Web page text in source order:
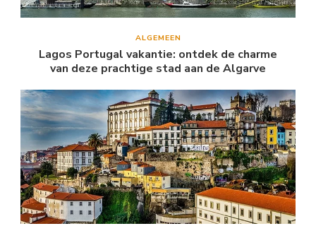
ALGEMEEN
Lagos Portugal vakantie: ontdek de charme
van deze prachtige stad aan de Algarve